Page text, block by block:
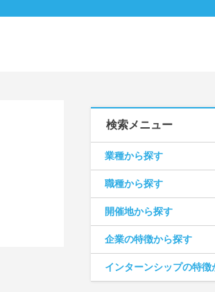
検索メニュー
業種から探す
職種から探す
開催地から探す
企業の特徴から探す
インターンシップの特徴